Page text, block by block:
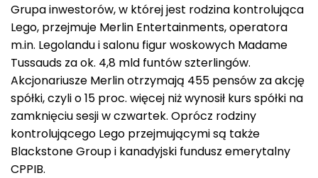
Grupa inwestorów, w której jest rodzina kontrolująca
Lego, przejmuje Merlin Entertainments, operatora
m.in. Legolandu i salonu figur woskowych Madame
Tussauds za ok. 4,8 mld funtów szterlingów.
Akcjonariusze Merlin otrzymają 455 pensów za akcję
spółki, czyli o 15 proc. więcej niż wynosił kurs spółki na
zamknięciu sesji w czwartek. Oprócz rodziny
kontrolującego Lego przejmującymi są także
Blackstone Group i kanadyjski fundusz emerytalny
CPPIB.